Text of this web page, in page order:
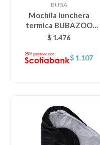
BUBA
Mochila lunchera
termica BUBAZOO
BUBA - Gatita
$ 1.476
$ 1.107